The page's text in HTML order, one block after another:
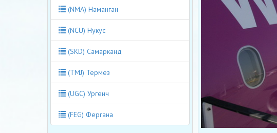
(NMA) Наманган
(NCU) Нукус
(SKD) Самарканд
(TMJ) Термез
(UGC) Ургенч
(FEG) Фергана